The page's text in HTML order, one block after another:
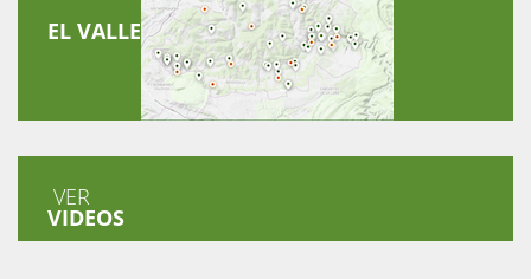
EL VALLE
VER
VIDEOS